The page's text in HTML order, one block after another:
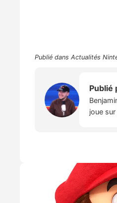
Publié dans Actualités
Publié
joue